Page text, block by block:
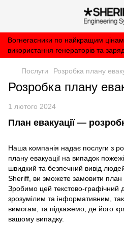
Вогнегасники по найкращим
використання генераторів та
Послуги Розробка плану
Розробка плану
1 лютого 2024
План евакуації —
Наша компанія надає послуги з
плану евакуації на випадок
швидкий та безпечний вивід
Sheriff, ви зможете замовити план
Зробимо цей текстово-графічний
зрозумілим та інформативним,
вимогам, та підкажемо, де його
вашому випадку.